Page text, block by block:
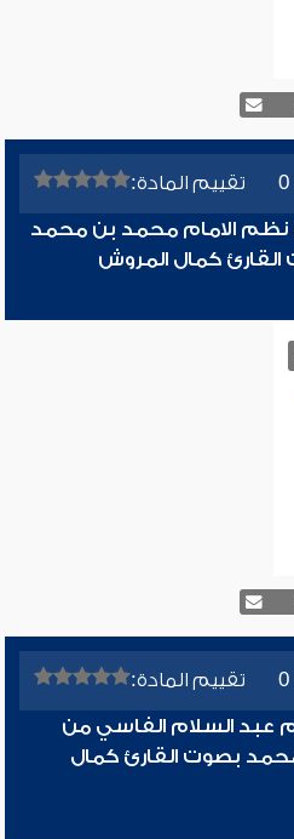
تقييم المادة:
نظم الامام محمد بن محمد
القارئ كمال المروش
تقييم المادة:
عبد السلام الفاسي من
بصوت القارئ كمال